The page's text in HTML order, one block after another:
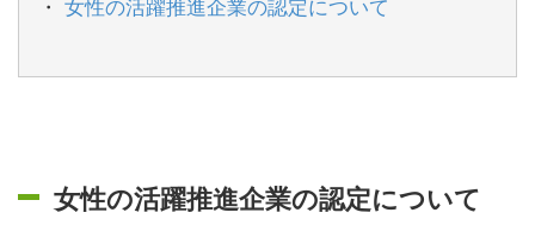
女性の活躍推進企業の認定について